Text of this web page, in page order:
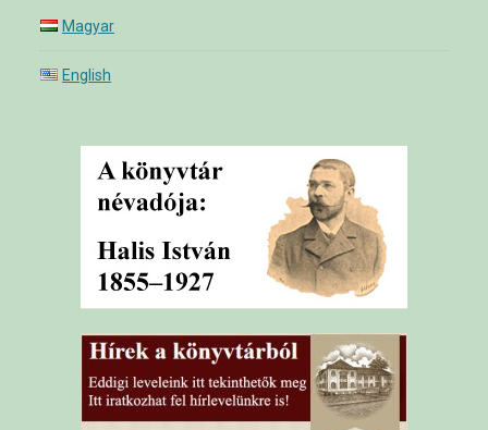
Magyar
English